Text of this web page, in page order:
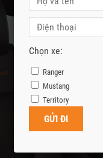
Chọn xe:
Ranger
Mustang
Territory